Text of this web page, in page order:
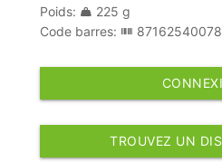
Poids:
225 g
Code barres:
TROUVEZ UN